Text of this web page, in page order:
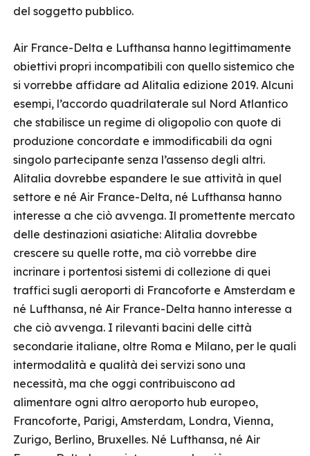
del soggetto pubblico.
Air France-Delta e Lufthansa hanno legittimamente
obiettivi propri incompatibili con quello sistemico che
si vorrebbe affidare ad Alitalia edizione 2019. Alcuni
esempi, l’accordo quadrilaterale sul Nord Atlantico
che stabilisce un regime di oligopolio con quote di
produzione concordate e immodificabili da ogni
singolo partecipante senza l’assenso degli altri.
Alitalia dovrebbe espandere le sue attività in quel
settore e né Air France-Delta, né Lufthansa hanno
interesse a che ciò avvenga. Il promettente mercato
delle destinazioni asiatiche: Alitalia dovrebbe
crescere su quelle rotte, ma ciò vorrebbe dire
incrinare i portentosi sistemi di collezione di quei
traffici sugli aeroporti di Francoforte e Amsterdam e
né Lufthansa, né Air France-Delta hanno interesse a
che ciò avvenga. I rilevanti bacini delle città
secondarie italiane, oltre Roma e Milano, per le quali
intermodalità e qualità dei servizi sono una
necessità, ma che oggi contribuiscono ad
alimentare ogni altro aeroporto hub europeo,
Francoforte, Parigi, Amsterdam, Londra, Vienna,
Zurigo, Berlino, Bruxelles. Né Lufthansa, né Air